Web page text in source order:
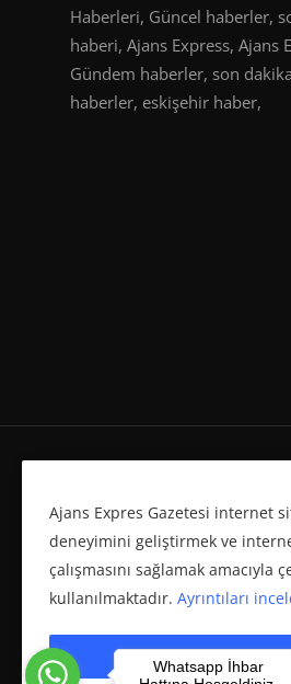
Haberleri, Güncel haberler,
haberi, Ajans Express, Ajans
Gündem haberler, son
haberler, eskişehir haber,
Ajans Expres Gazetesi
Eserleri Kanunu'na %100
yeniden yayımı ve herhangi
politikasına bağlı olarak
Ajans Expres Gazetesi internet
deneyimini geliştirmek ve
çalışmasını sağlamak amacıyla
kullanılmaktadır. Ayrıntıları
Çerezleri kabul
Whatsapp İhbar